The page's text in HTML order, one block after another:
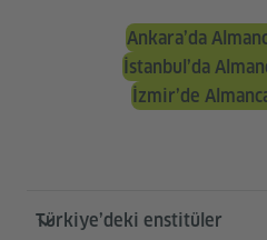
Ankara’da
İstanbul’da
İzmir’de
Service- und
Türkiye’deki enstitüler